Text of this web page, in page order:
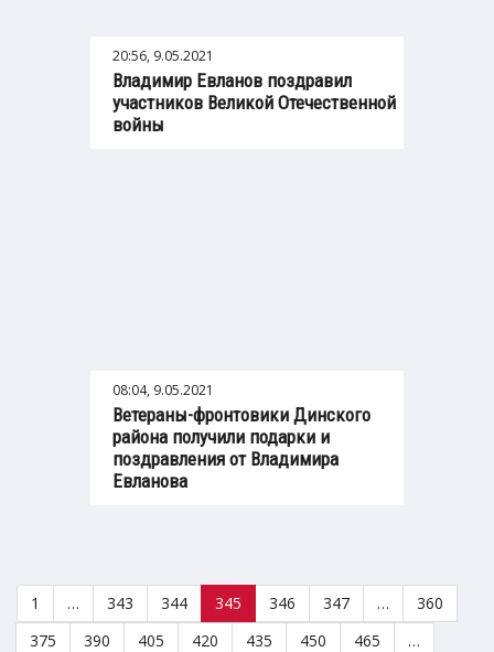
20:56, 9.05.2021
Владимир Евланов поздравил
участников Великой Отечественной
войны
08:04, 9.05.2021
Ветераны-фронтовики Динского
района получили подарки и
поздравления от Владимира
Евланова
1 … 343 344 345 346 347 …
360
375
390 405 420 435 450 465 …